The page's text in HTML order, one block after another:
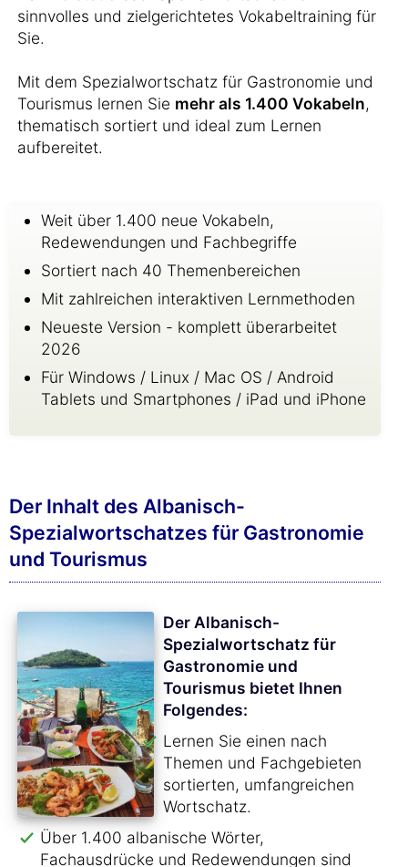
sinnvolles und zielgerichtetes Vokabeltraining für
Sie.
Mit dem Spezialwortschatz für Gastronomie und
Tourismus lernen Sie mehr als 1.400 Vokabeln,
thematisch sortiert und ideal zum Lernen
aufbereitet.
Weit über 1.400 neue Vokabeln,
Redewendungen und Fachbegriffe
Sortiert nach 40 Themenbereichen
Mit zahlreichen interaktiven Lernmethoden
Neueste Version - komplett überarbeitet
2026
Für Windows / Linux / Mac OS / Android
Tablets und Smartphones / iPad und iPhone
Der Inhalt des Albanisch-
Spezialwortschatzes für Gastronomie
und Tourismus
Der Albanisch-
Spezialwortschatz für
Gastronomie und
Tourismus bietet Ihnen
Folgendes:
Lernen Sie einen nach
Themen und Fachgebieten
sortierten, umfangreichen
Wortschatz.
Über 1.400 albanische Wörter,
Fachausdrücke und Redewendungen sind